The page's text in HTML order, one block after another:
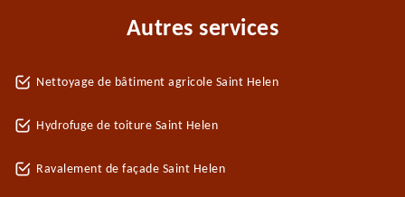
Autres services
Nettoyage de bâtiment agricole Saint Helen
Hydrofuge de toiture Saint Helen
Ravalement de façade Saint Helen